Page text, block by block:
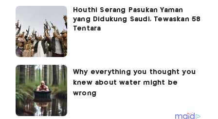
Houthi Serang Pasukan Yaman
yang Didukung Saudi, Tewaskan 58
Tentara